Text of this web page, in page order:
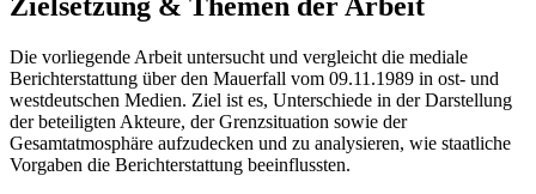
Zielsetzung & Themen der Arbeit
Die vorliegende Arbeit untersucht und vergleicht die mediale
Berichterstattung über den Mauerfall vom 09.11.1989 in ost- und
westdeutschen Medien. Ziel ist es, Unterschiede in der Darstellung
der beteiligten Akteure, der Grenzsituation sowie der
Gesamtatmosphäre aufzudecken und zu analysieren, wie staatliche
Vorgaben die Berichterstattung beeinflussten.